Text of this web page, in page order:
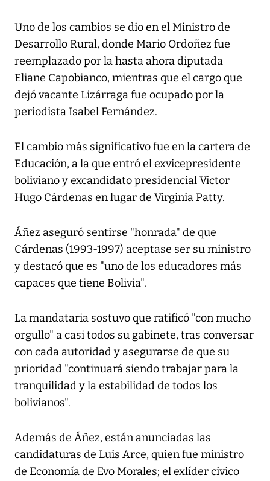
Uno de los cambios se dio en el Ministro de
Desarrollo Rural, donde Mario Ordoñez fue
reemplazado por la hasta ahora diputada
Eliane Capobianco, mientras que el cargo que
dejó vacante Lizárraga fue ocupado por la
periodista Isabel Fernández.
El cambio más significativo fue en la cartera de
Educación, a la que entró el exvicepresidente
boliviano y excandidato presidencial Víctor
Hugo Cárdenas en lugar de Virginia Patty.
Áñez aseguró sentirse "honrada" de que
Cárdenas (1993-1997) aceptase ser su ministro
y destacó que es "uno de los educadores más
capaces que tiene Bolivia".
La mandataria sostuvo que ratificó "con mucho
orgullo" a casi todos su gabinete, tras conversar
con cada autoridad y asegurarse de que su
prioridad "continuará siendo trabajar para la
tranquilidad y la estabilidad de todos los
bolivianos".
Además de Áñez, están anunciadas las
candidaturas de Luis Arce, quien fue ministro
de Economía de Evo Morales; el exlíder cívico